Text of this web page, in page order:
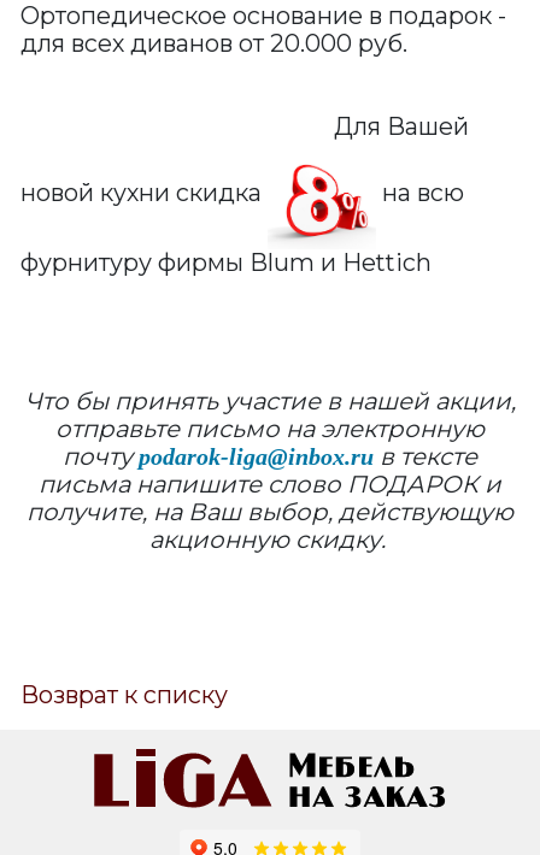
Ортопедическое основание в подарок -
для всех диванов от 20.000 руб.
Для Вашей
новой кухни скидка на всю
фурнитуру фирмы Blum и Hettich
Что бы принять участие в нашей акции,
отправьте письмо на электронную
почтуpodarok-liga@inbox.ru в тексте
письма напишите слово ПОДАРОК и
получите, на Ваш выбор, действующую
акционную скидку.
Возврат к списку